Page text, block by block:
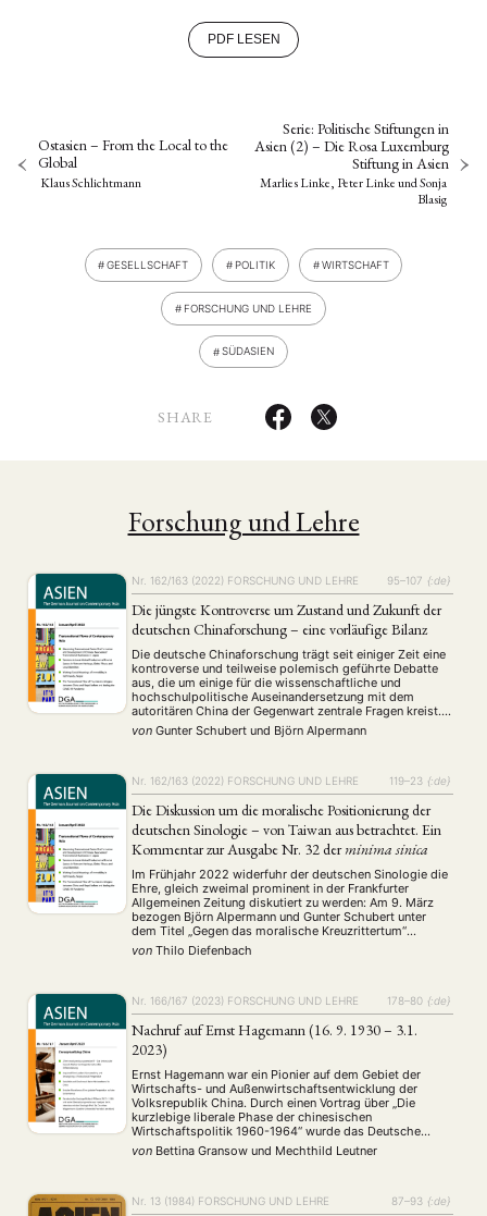
PDF LESEN
Ostasien – From the Local to the
Global
Klaus Schlichtmann
Serie: Politische Stiftungen in
Asien (2) – Die Rosa Luxemburg
Stiftung in Asien
Marlies Linke, Peter LinkeundSonja
Blasig
GESELLSCHAFT POLITIK WIRTSCHAFT
FORSCHUNG UND LEHRE
SÜDASIEN
SHARE
Forschung und Lehre
Nr. 162/163 (2022) FORSCHUNG UND LEHRE 95–107 {:de}
Die jüngste Kontroverse um Zustand und Zukunft der
deutschen Chinaforschung – eine vorläufige Bilanz
Die deutsche Chinaforschung trägt seit einiger Zeit eine
kontroverse und teilweise polemisch geführte Debatte
aus, die um einige für die wissenschaftliche und
hochschulpolitische Auseinandersetzung mit dem
autoritären China der Gegenwart zentrale Fragen kreist.
Auch die Autoren dieses Beitrags haben sich daran
beteiligt (und tun dies weiter), u. a. mit einem in der FAZ
von Gunter Schubert und Björn Alpermann
Nr. 162/163 (2022) FORSCHUNG UND LEHRE 119–23 {:de}
Die Diskussion um die moralische Positionierung der
deutschen Sinologie – von Taiwan aus betrachtet. Ein
Kommentar zur Ausgabe Nr. 32 derminima sinica
Im Frühjahr 2022 widerfuhr der deutschen Sinologie die
Ehre, gleich zweimal prominent in der Frankfurter
Allgemeinen Zeitung diskutiert zu werden: Am 9. März
bezogen Björn Alpermann und Gunter Schubert unter
dem Titel „Gegen das moralische Kreuzrittertum“
Stellung, worauf Andreas Fulda u. a. am 16. März mit
„Grenzenlos kompromissbereit?“ antwortete.1
von Thilo Diefenbach
Nr. 166/167 (2023) FORSCHUNG UND LEHRE 178–80 {:de}
Nachruf auf Ernst Hagemann (16. 9. 1930 – 3.1.
2023)
Ernst Hagemann war ein Pionier auf dem Gebiet der
Wirtschafts- und Außenwirtschaftsentwicklung der
Volksrepublik China. Durch einen Vortrag über „Die
kurzlebige liberale Phase der chinesischen
Wirtschaftspolitik 1960-1964“ wurde das Deutsche
Institut für Wirtschaftsforschung (DIW) auf die
ökonomische China-Expertise des Wirtschaftsingenieurs
von Bettina Gransow und Mechthild Leutner
Nr. 13 (1984) FORSCHUNG UND LEHRE 87–93 {:de}